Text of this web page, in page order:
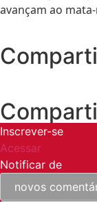
avançam ao
Inscrever-se
Acessar
Notificar de